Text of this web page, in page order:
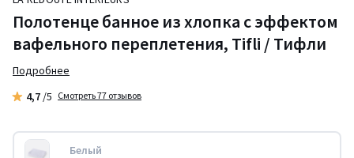
Полотенце банное из хлопка с эффектом
вафельного переплетения, Tifli / Тифли
Подробнее
4,7 /5 Смотреть 77 отзывов
Белый